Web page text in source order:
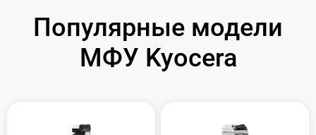
Популярные модели
МФУ Kyocera